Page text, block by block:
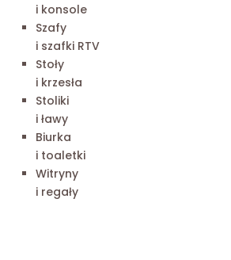
i konsole
Szafy
i szafki RTV
Stoły
i krzesła
Stoliki
i ławy
Biurka
i toaletki
Witryny
i regały